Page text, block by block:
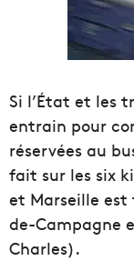
Si l’État et les
entrain pour
réservées au
fait sur les six
et Marseille
de-Campagne
Charles).